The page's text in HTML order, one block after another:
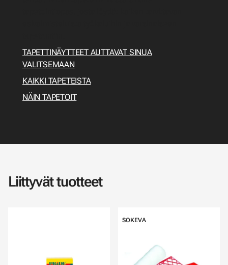
TAPETTINÄYTTEET AUTTAVAT SINUA
VALITSEMAAN
KAIKKI TAPETEISTA
NÄIN TAPETOIT
Liittyvät tuotteet
SOKEVA